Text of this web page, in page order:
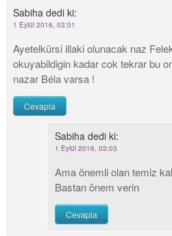
Sabiha dedi ki:
1 Eylül 2016, 03:01
Ayetelkürsi illaki olunacak naz
okuyabildigin kadar cok tekrar bu
nazar Béla varsa !
Cevapla
Sabiha dedi ki:
1 Eylül 2016, 03:03
Ama önemli olan temiz
Bastan önem verin
Cevapla